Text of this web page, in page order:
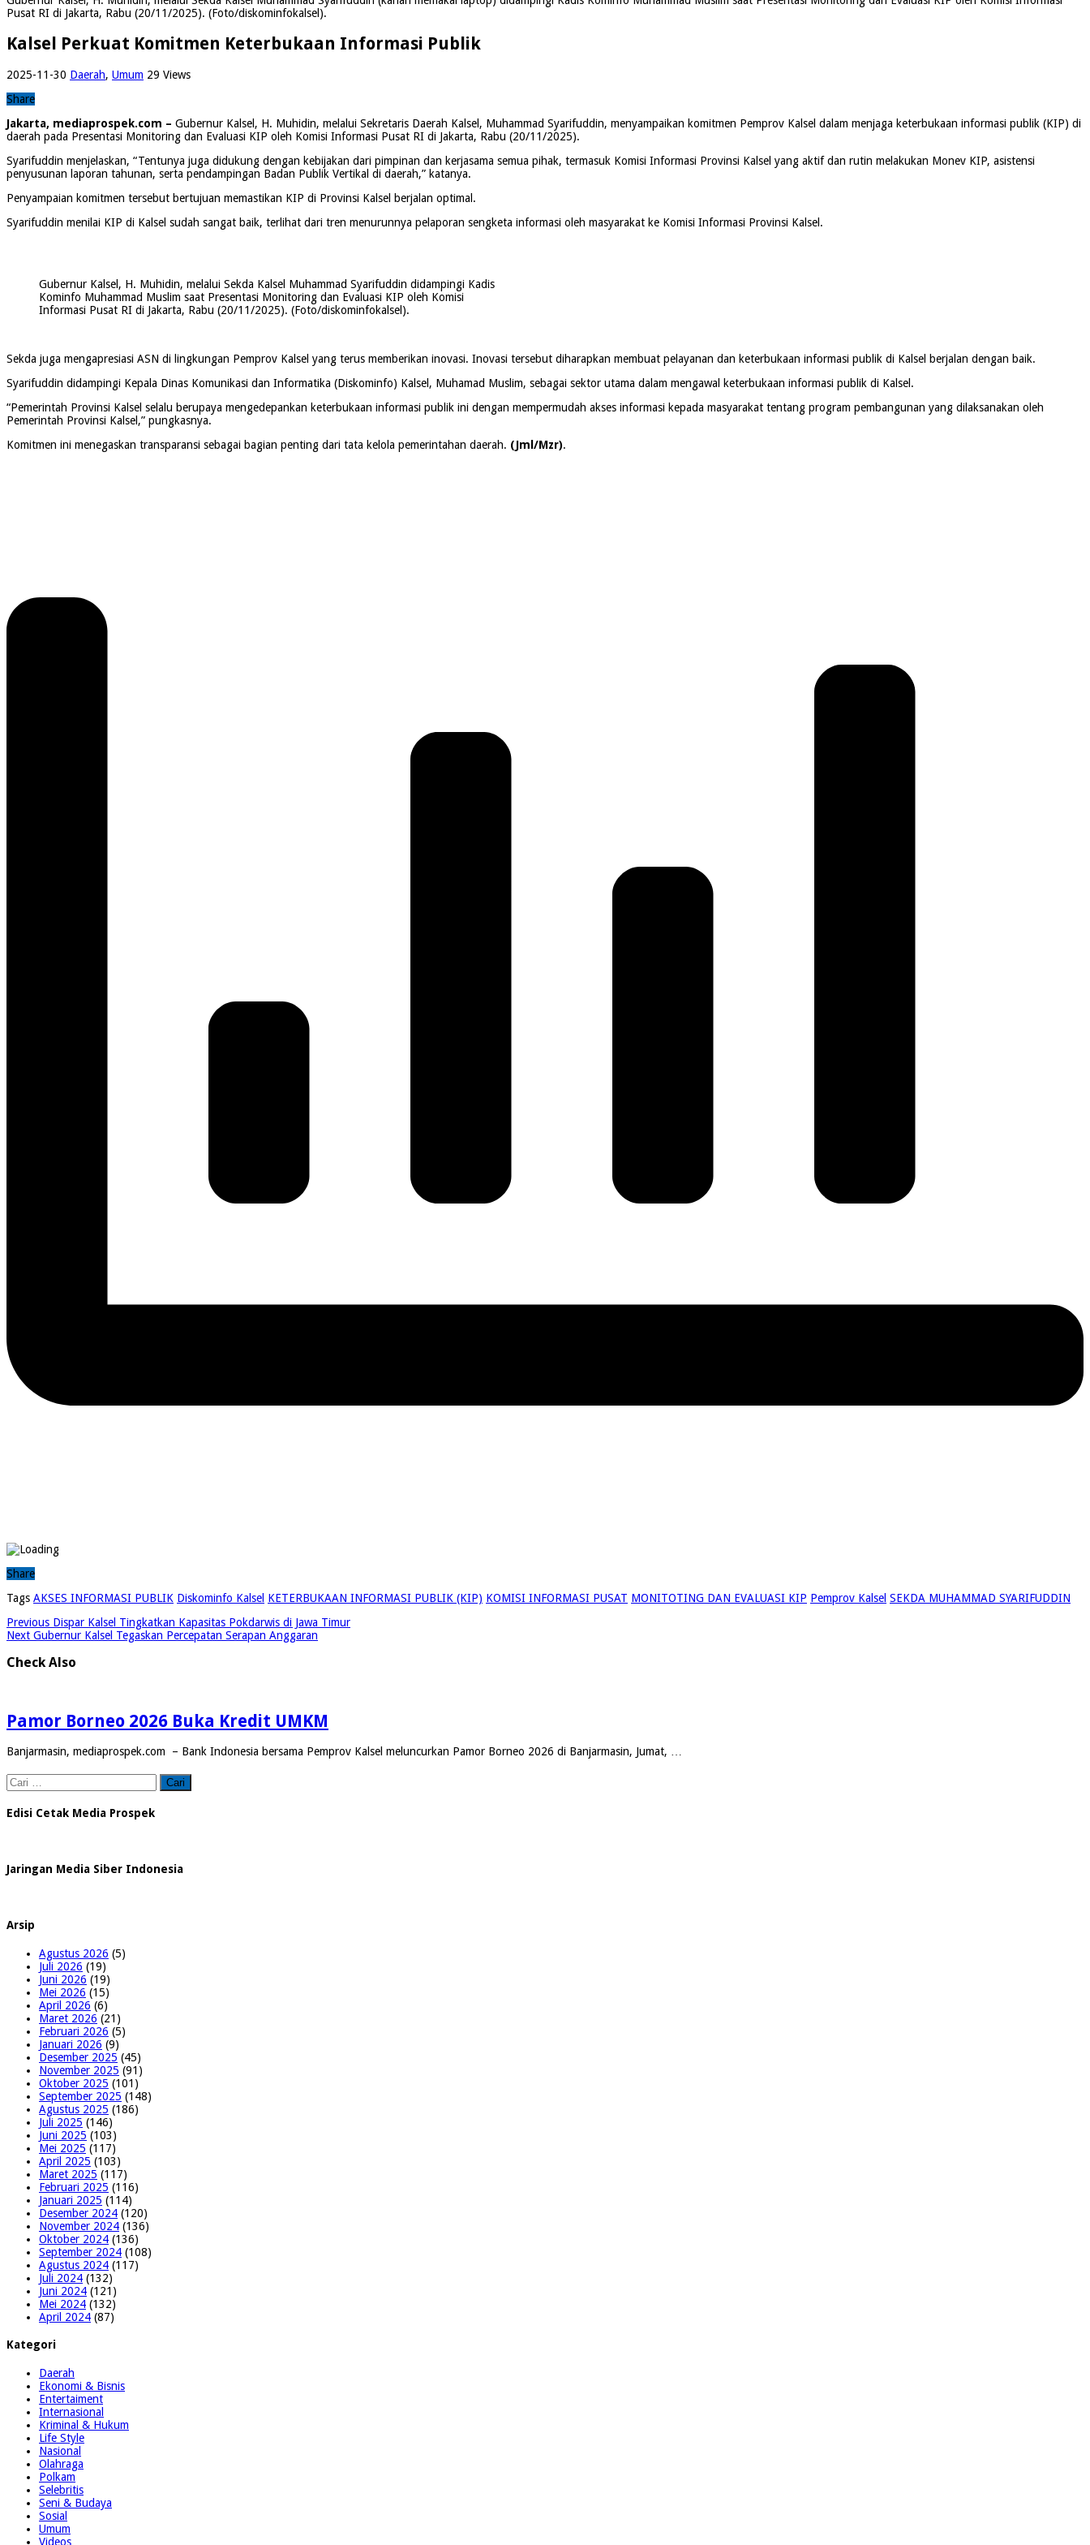
Pusat RI di Jakarta, Rabu (20/11/2025). (Foto/diskominfokalsel).
Kalsel Perkuat Komitmen Keterbukaan Informasi Publik
2025-11-30 Daerah, Umum 29 Views
Share
Jakarta, mediaprospek.com – Gubernur Kalsel, H. Muhidin, melalui Sekretaris Daerah Kalsel, Muhammad Syarifuddin, menyampaikan komitmen Pemprov Kalsel dalam menjaga keterbukaan informasi publik (KIP) di
daerah pada Presentasi Monitoring dan Evaluasi KIP oleh Komisi Informasi Pusat RI di Jakarta, Rabu (20/11/2025).
Syarifuddin menjelaskan, “Tentunya juga didukung dengan kebijakan dari pimpinan dan kerjasama semua pihak, termasuk Komisi Informasi Provinsi Kalsel yang aktif dan rutin melakukan Monev KIP, asistensi
penyusunan laporan tahunan, serta pendampingan Badan Publik Vertikal di daerah,” katanya.
Penyampaian komitmen tersebut bertujuan memastikan KIP di Provinsi Kalsel berjalan optimal.
Syarifuddin menilai KIP di Kalsel sudah sangat baik, terlihat dari tren menurunnya pelaporan sengketa informasi oleh masyarakat ke Komisi Informasi Provinsi Kalsel.
Gubernur Kalsel, H. Muhidin, melalui Sekda Kalsel Muhammad Syarifuddin didampingi Kadis
Kominfo Muhammad Muslim saat Presentasi Monitoring dan Evaluasi KIP oleh Komisi
Informasi Pusat RI di Jakarta, Rabu (20/11/2025). (Foto/diskominfokalsel).
Sekda juga mengapresiasi ASN di lingkungan Pemprov Kalsel yang terus memberikan inovasi. Inovasi tersebut diharapkan membuat pelayanan dan keterbukaan informasi publik di Kalsel berjalan dengan baik.
Syarifuddin didampingi Kepala Dinas Komunikasi dan Informatika (Diskominfo) Kalsel, Muhamad Muslim, sebagai sektor utama dalam mengawal keterbukaan informasi publik di Kalsel.
“Pemerintah Provinsi Kalsel selalu berupaya mengedepankan keterbukaan informasi publik ini dengan mempermudah akses informasi kepada masyarakat tentang program pembangunan yang dilaksanakan oleh
Pemerintah Provinsi Kalsel,” pungkasnya.
Komitmen ini menegaskan transparansi sebagai bagian penting dari tata kelola pemerintahan daerah. (Jml/Mzr).
Share
Tags AKSES INFORMASI PUBLIK Diskominfo Kalsel KETERBUKAAN INFORMASI PUBLIK (KIP) KOMISI INFORMASI PUSAT MONITOTING DAN EVALUASI KIP Pemprov Kalsel SEKDA MUHAMMAD SYARIFUDDIN
Previous Dispar Kalsel Tingkatkan Kapasitas Pokdarwis di Jawa Timur
Next Gubernur Kalsel Tegaskan Percepatan Serapan Anggaran
Check Also
Pamor Borneo 2026 Buka Kredit UMKM
Banjarmasin, mediaprospek.com – Bank Indonesia bersama Pemprov Kalsel meluncurkan Pamor Borneo 2026 di Banjarmasin, Jumat, …
Cari
untuk:
Edisi Cetak Media Prospek
Jaringan Media Siber Indonesia
Arsip
Agustus 2026 (5)
Juli 2026 (19)
Juni 2026 (19)
Mei 2026 (15)
April 2026 (6)
Maret 2026 (21)
Februari 2026 (5)
Januari 2026 (9)
Desember 2025 (45)
November 2025 (91)
Oktober 2025 (101)
September 2025 (148)
Agustus 2025 (186)
Juli 2025 (146)
Juni 2025 (103)
Mei 2025 (117)
April 2025 (103)
Maret 2025 (117)
Februari 2025 (116)
Januari 2025 (114)
Desember 2024 (120)
November 2024 (136)
Oktober 2024 (136)
September 2024 (108)
Agustus 2024 (117)
Juli 2024 (132)
Juni 2024 (121)
Mei 2024 (132)
April 2024 (87)
Kategori
Daerah
Ekonomi & Bisnis
Entertaiment
Internasional
Kriminal & Hukum
Life Style
Nasional
Olahraga
Polkam
Selebritis
Seni & Budaya
Sosial
Umum
Videos